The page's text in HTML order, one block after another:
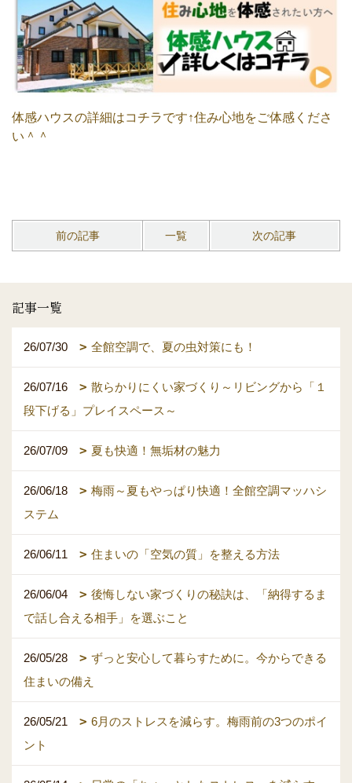
体感ハウスの詳細はコチラです↑住み心地をご体感くださ
い＾＾
前の記事 一覧 次の記事
記事一覧
26/07/30 全館空調で、夏の虫対策にも！
26/07/16
散らかりにくい家づくり～リビングから「１
段下げる」プレイスペース～
26/07/09 夏も快適！無垢材の魅力
26/06/18
梅雨～夏もやっぱり快適！全館空調マッハシ
ステム
26/06/11 住まいの「空気の質」を整える方法
26/06/04
後悔しない家づくりの秘訣は、「納得するま
で話し合える相手」を選ぶこと
26/05/28
ずっと安心して暮らすために。今からできる
住まいの備え
26/05/21
6月のストレスを減らす。梅雨前の3つのポイ
ント